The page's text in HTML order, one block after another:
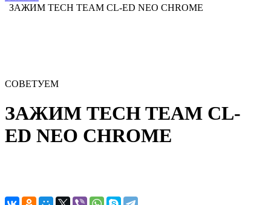
ЗАЖИМ TECH TEAM CL-ED NEO CHROME
СОВЕТУЕМ
ЗАЖИМ TECH TEAM CL-
ED NEO CHROME